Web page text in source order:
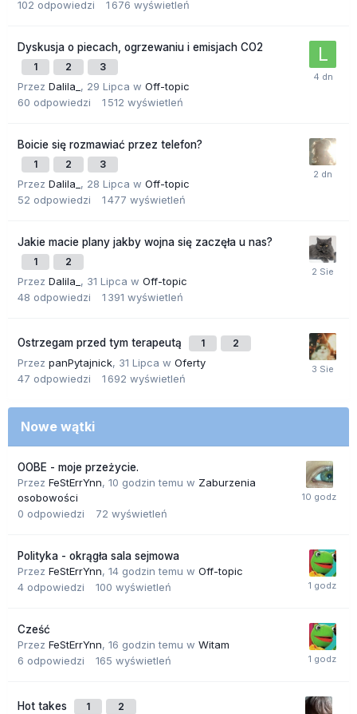
102 odpowiedzi 1 676 wyświetleń
Dyskusja o piecach, ogrzewaniu i emisjach CO2
1 2 3
Przez Dalila_ , 29 Lipca w Off-topic
60 odpowiedzi 1 512 wyświetleń
Boicie się rozmawiać przez telefon?
1 2 3
Przez Dalila_ , 28 Lipca w Off-topic
52 odpowiedzi 1 477 wyświetleń
Jakie macie plany jakby wojna się zaczęła u nas?
1 2
Przez Dalila_ , 31 Lipca w Off-topic
48 odpowiedzi 1 391 wyświetleń
Ostrzegam przed tym terapeutą 1 2
Przez panPytajnick, 31 Lipca w Oferty
47 odpowiedzi 1 692 wyświetleń
Nowe wątki
OOBE - moje przeżycie.
Przez FeStErrYnn, 10 godzin temu w Zaburzenia
osobowości
0 odpowiedzi 72 wyświetleń
Polityka - okrągła sala sejmowa
Przez FeStErrYnn, 14 godzin temu w Off-topic
4 odpowiedzi 100 wyświetleń
Cześć
Przez FeStErrYnn, 16 godzin temu w Witam
6 odpowiedzi 165 wyświetleń
Hot takes 1 2